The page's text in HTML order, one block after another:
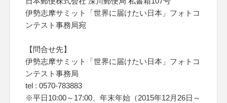
伊勢志摩サミット「世界に届けたい日本」フォトコ
ンテスト事務局宛
【問合せ先】
伊勢志摩サミット「世界に届けたい日本」フォトコ
ンテスト事務局
tel : 0570-783883
※平日10:00～17:00、年末年始（2015年12月26日～